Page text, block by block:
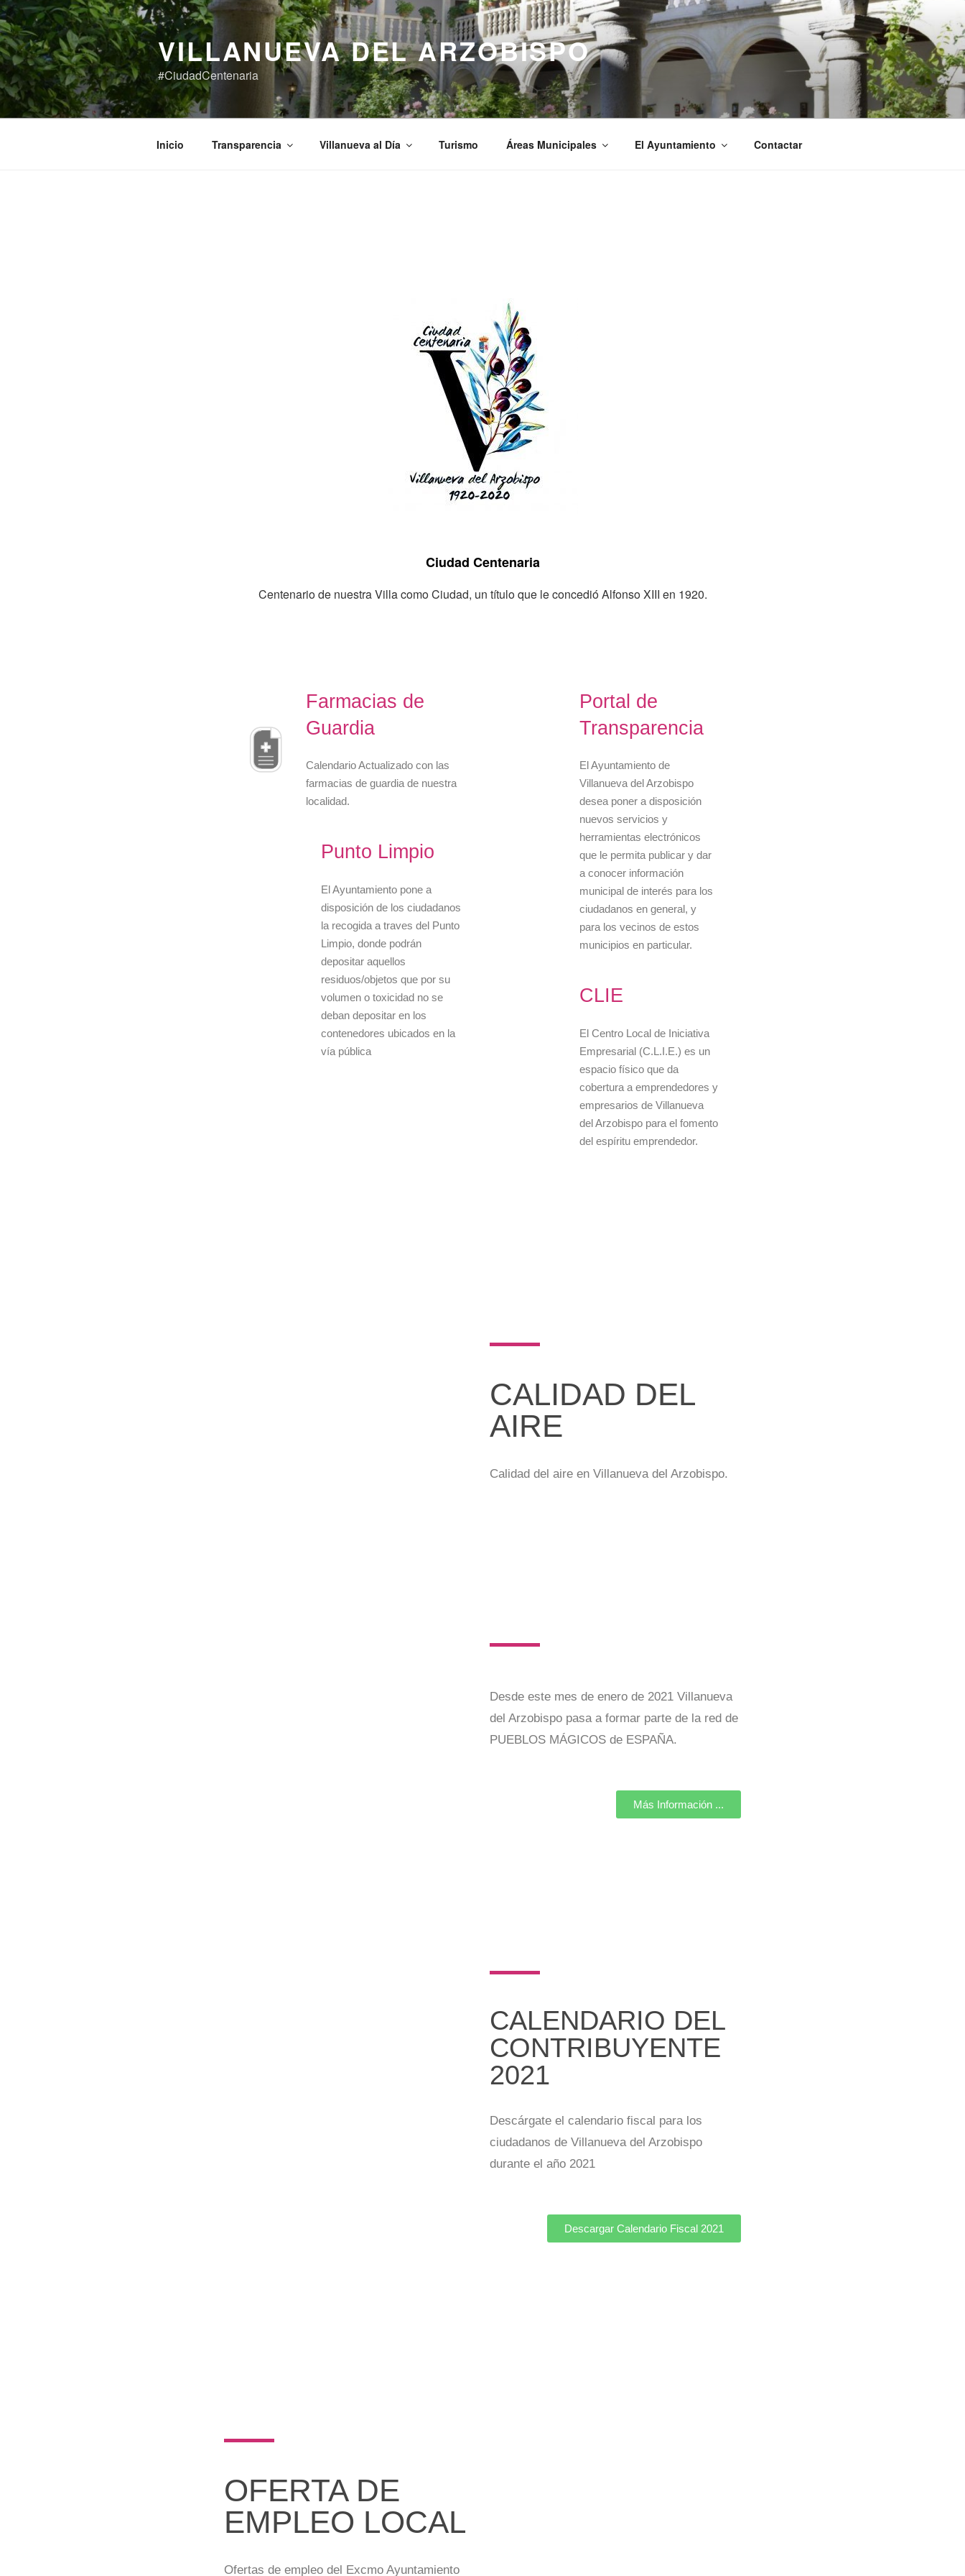
VILLANUEVA DEL ARZOBISPO
#CiudadCentenaria
Inicio Transparencia Villanueva al Día Turismo Áreas Municipales El Ayuntamiento Contactar
Ciudad Centenaria
Centenario de nuestra Villa como Ciudad, un título que le concedió Alfonso XIII en 1920.
Farmacias de
Guardia
Calendario Actualizado con las
farmacias de guardia de nuestra
localidad.
Punto Limpio
El Ayuntamiento pone a
disposición de los ciudadanos
la recogida a traves del Punto
Limpio, donde podrán
depositar aquellos
residuos/objetos que por su
volumen o toxicidad no se
deban depositar en los
contenedores ubicados en la
vía pública
Portal de
Transparencia
El Ayuntamiento de
Villanueva del Arzobispo
desea poner a disposición
nuevos servicios y
herramientas electrónicos
que le permita publicar y dar
a conocer información
municipal de interés para los
ciudadanos en general, y
para los vecinos de estos
municipios en particular.
CLIE
El Centro Local de Iniciativa
Empresarial (C.L.I.E.) es un
espacio físico que da
cobertura a emprendedores y
empresarios de Villanueva
del Arzobispo para el fomento
del espíritu emprendedor.
CALIDAD DEL
AIRE
Calidad del aire en Villanueva del Arzobispo.
Desde este mes de enero de 2021 Villanueva
del Arzobispo pasa a formar parte de la red de
PUEBLOS MÁGICOS de ESPAÑA.
Más Información ...
CALENDARIO DEL
CONTRIBUYENTE
2021
Descárgate el calendario fiscal para los
ciudadanos de Villanueva del Arzobispo
durante el año 2021
Descargar Calendario Fiscal 2021
OFERTA DE
EMPLEO LOCAL
Ofertas de empleo del Excmo Ayuntamiento